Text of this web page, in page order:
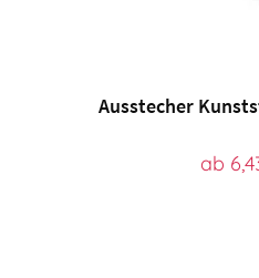
Ausstecher
ab